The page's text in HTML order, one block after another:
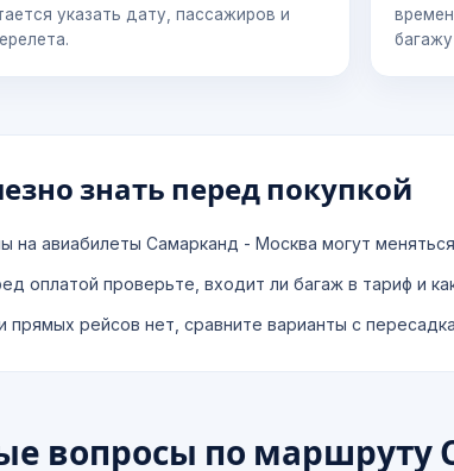
указать дату, пассажиров и
знать перед покупкой
на авиабилеты Самарканд - Москва могут
оплатой проверьте, входит ли багаж в тариф и
прямых рейсов нет, сравните варианты с
вопросы по маршруту